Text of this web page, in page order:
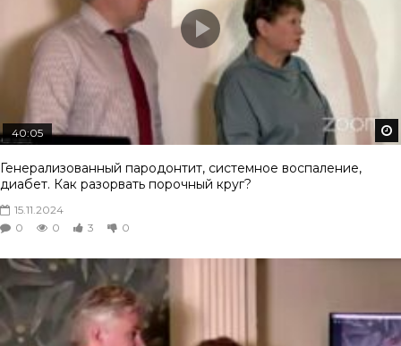
40:05
Генерализованный пародонтит, системное воспаление,
диабет. Как разорвать порочный круг?
15.11.2024
0
0 3 0